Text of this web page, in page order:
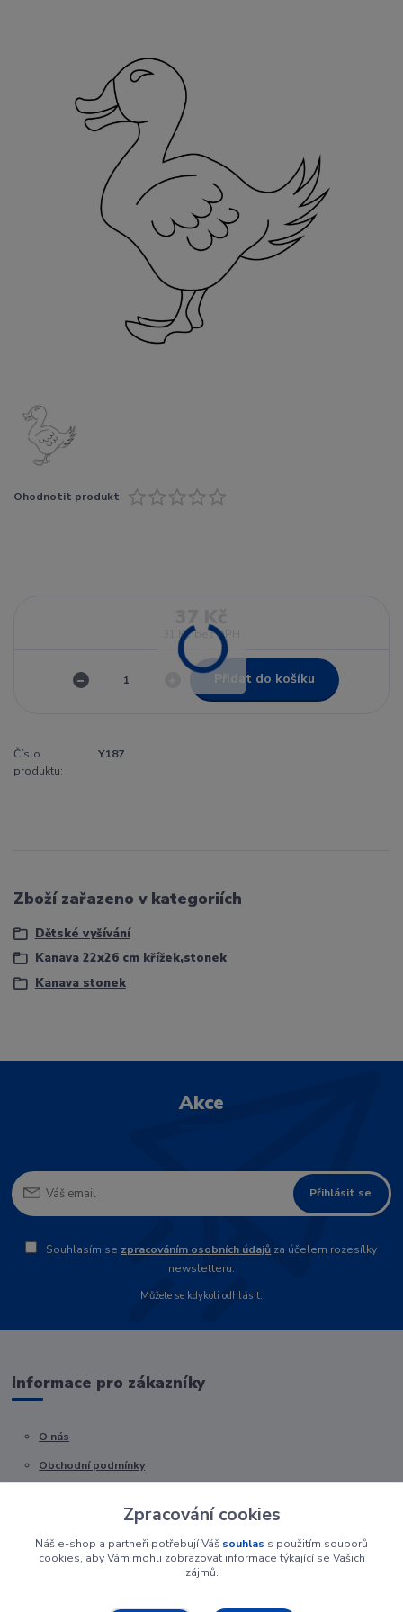
Ohodnotit produkt
31 Kč bez DPH
Přidat do košíku
Číslo
produktu:
Y187
Zboží zařazeno v kategoriích
Dětské vyšívání
Kanava 22x26 cm křížek,stonek
Kanava stonek
Akce
Přihlásit se
Souhlasím se zpracováním osobních údajů za účelem rozesílky
newsletteru.
Můžete se kdykoli odhlásit.
Informace pro zákazníky
O nás
Obchodní podmínky
Zpracování cookies
Náš e-shop a partneři potřebují Váš souhlas s použitím souborů
cookies, aby Vám mohli zobrazovat informace týkající se Vašich
zájmů.